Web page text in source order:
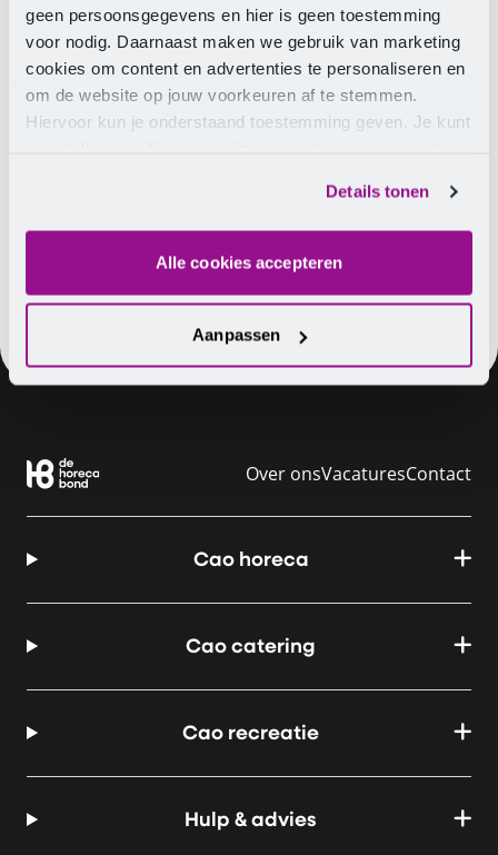
geen persoonsgegevens en hier is geen toestemming
voor nodig. Daarnaast maken we gebruik van marketing
cookies om content en advertenties te personaliseren en
om de website op jouw voorkeuren af te stemmen.
Hiervoor kun je onderstaand toestemming geven. Je kunt
Details tonen
Alle cookies accepteren
Aanpassen
Ja, ik meld mij aan voor de maandelijkse
nieuwsbrief
Verstuur
voor het verwerken van je gegevens zoals
Over onsVacaturesContact
Cao horeca
Cao catering
Cao recreatie
Hulp & advies